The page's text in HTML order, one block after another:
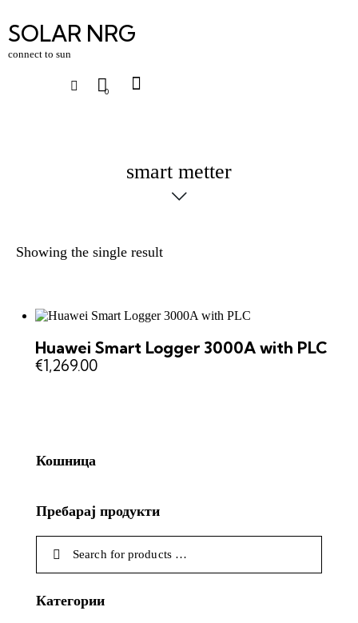
SOLAR NRG
connect to sun
0
smart metter
Showing the single result
Huawei Smart Logger 3000A with PLC
€1,269.00
Кошница
Пребарај продукти
Категории